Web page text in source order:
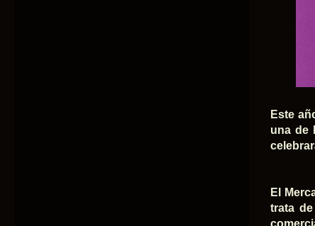
Este
una de
El
trata